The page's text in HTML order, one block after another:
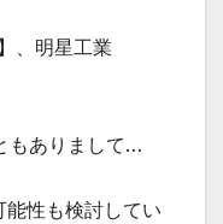
、明星工業
もありまして…
性も検討してい